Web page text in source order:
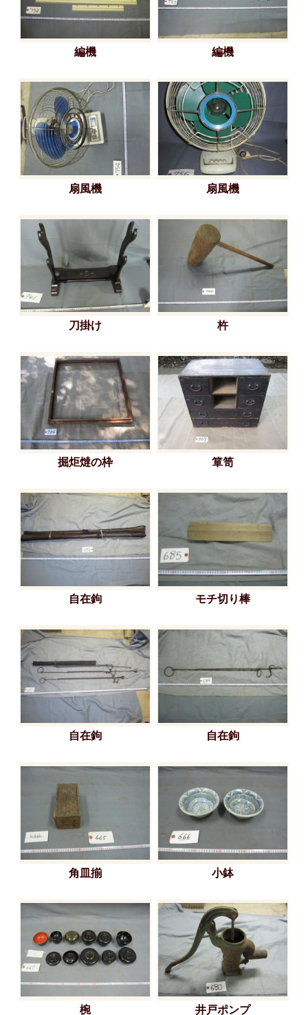
編機 編機
扇風機 扇風機
刀掛け 杵
掘炬燵の枠 箪笥
自在鉤 モチ切り棒
自在鉤 自在鉤
角皿揃 小鉢
椀 井戸ポンプ